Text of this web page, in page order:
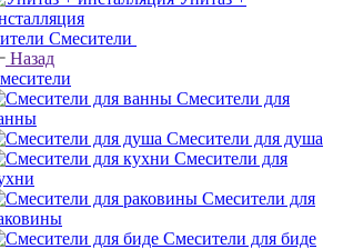
Смесители
Назад
Смесители для
Смесители для душа
Смесители для
Смесители для
Смесители для биде